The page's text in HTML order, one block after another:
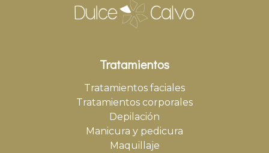
Tratamientos
Tratamientos faciales
Tratamientos corporales
Depilación
Manicura y pedicura
Maquillaje